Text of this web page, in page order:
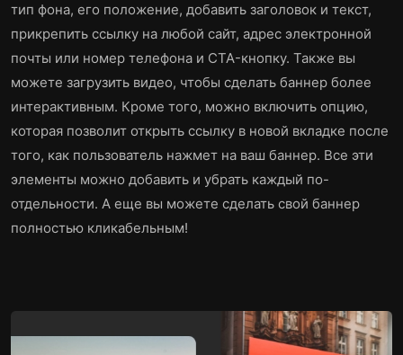
тип фона, его положение, добавить заголовок и текст,
прикрепить ссылку на любой сайт, адрес электронной
почты или номер телефона и CTA-кнопку. Также вы
можете загрузить видео, чтобы сделать баннер более
интерактивным. Кроме того, можно включить опцию,
которая позволит открыть ссылку в новой вкладке после
того, как пользователь нажмет на ваш баннер. Все эти
элементы можно добавить и убрать каждый по-
отдельности. А еще вы можете сделать свой баннер
полностью кликабельным!